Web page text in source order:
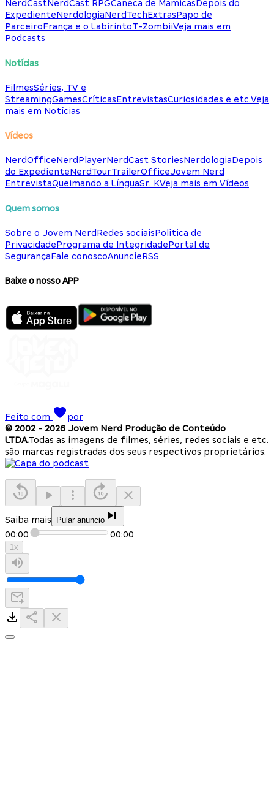
NerdCastNerdCast RPGCaneca de MamicasDepois do
ExpedienteNerdologiaNerdTechExtrasPapo de
ParceiroFrança e o LabirintoT-ZombiiVeja mais em
Podcasts
Notícias
FilmesSéries, TV e
StreamingGamesCríticasEntrevistasCuriosidades e etc.Veja
mais em Notícias
Vídeos
NerdOfficeNerdPlayerNerdCast StoriesNerdologiaDepois
do ExpedienteNerdTourTrailerOfficeJovem Nerd
EntrevistaQueimando a LínguaSr. KVeja mais em Vídeos
Quem somos
Sobre o Jovem NerdRedes sociaisPolítica de
PrivacidadePrograma de IntegridadePortal de
SegurançaFale conoscoAnuncieRSS
Baixe o nosso APP
Feito com
por
© 2002 - 2026 Jovem Nerd Produção de Conteúdo
LTDA.Todas as imagens de filmes, séries, redes sociais e etc.
são marcas registradas dos seus respectivos proprietários.
Saiba mais Pular anuncio
00:00 00:00
1x